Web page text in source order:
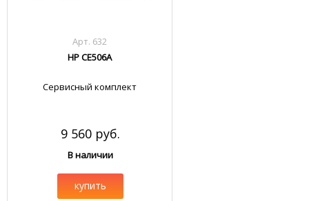
Арт. 632
HP CE506A
Сервисный комплект
9 560 руб.
В наличии
купить